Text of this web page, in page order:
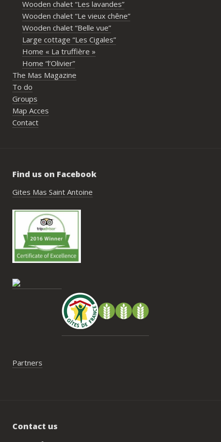
immense merci également aux
propriétaires pour leur disponibilité, leur
écoute et leur gentillesse tout au long de
l’organisation. Nous avons été très bien
accompagnés avant le week-end avec de
nombreux conseils utiles, aussi bien pour
les prestataires que pour l’organisation
piscine, nature, tranquillité, nombreux
hébergements et beaucoup d’activités à
nous recommandons le Mas Saint-
Antoine sans hésitation.**La seule petite
contrainte du week-end concerne la
gestion des déchets, puisqu’il n’y a pas
de tri directement sur le domaine et qu’il
faut se rendre au village. Cela ne nous a
pas posé de véritable problème, mais ce
serait un vrai plus à l’avenir.
Wooden chalet “Les lavandes”
Wooden chalet “Le vieux chêne”
Wooden chalet “Belle vue”
Large cottage “Les Cigales”
Home « La truffière »
Home “l’Olivier”
The Mas Magazine
To do
Groups
Map Acces
Contact
Find us on Facebook
Gites Mas Saint Antoine
Partners
Contact us